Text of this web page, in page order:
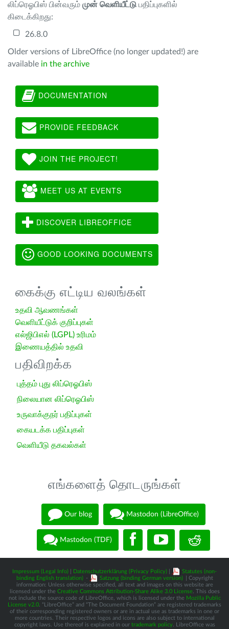
லிப்ரெஓபிஸ் பின்வரும் முன் வெளியீட்டு பதிப்புகளில்
கிடைக்கிறது:
26.8.0
Older versions of LibreOffice (no longer updated!) are
available in the archive
DOCUMENTATION
PROVIDE FEEDBACK
JOIN THE PROJECT!
MEET US AT EVENTS
DISCOVER LIBREOFFICE
GOOD LOOKING DOCUMENTS
கைக்கு எட்டிய வலங்கள்
உதவி ஆவணங்கள்
வெளியீட்டுக் குறிப்புகள்
எல்ஜிபிஎல் (LGPL) உரிமம்
இணையத்தில் உதவி
பதிவிறக்க
புத்தம் புது லிப்ரெஓபிஸ்
நிலையான லிப்ரெஓபிஸ்
உருவாக்குநர் பதிப்புகள்
கையடக்க பதிப்புகள்
வெளியீடு தகவல்கள்
எங்களைத் தொடருங்கள்
Our blog Mastodon (LibreOffice)
Mastodon (TDF)
Impressum (Legal Info) Datenschutzerklärung (Privacy Policy)
Statutes (non-
binding English translation) - Satzung (binding German version)
| Copyright
information: Unless otherwise specified, all text and images on this website are
licensed under the Creative Commons Attribution-Share Alike 3.0 License. This does
not include the source code of LibreOffice, which is licensed under the Mozilla Public
License v2.0 . “LibreOffice” and “The Document Foundation” are registered trademarks
of their corresponding registered owners or are in actual use as trademarks in one or
more countries. Their respective logos and icons are also subject to international
copyright laws. Use thereof is explained in our trademark policy. LibreOffice was